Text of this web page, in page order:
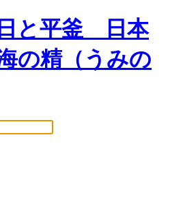
と平釜 日本
の精（うみの